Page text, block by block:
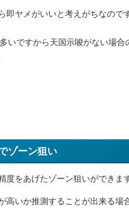
即ヤメがいいと考えがちなので
いですから天国示唆がない場合
ゾーン狙い
をあげたゾーン狙いができます
いか推測することが出来る場